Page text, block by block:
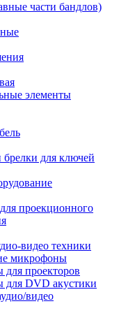
части бандлов)
элементы
для ключей
проекционного
видео техники
микрофоны
проекторов
DVD акустики
видео